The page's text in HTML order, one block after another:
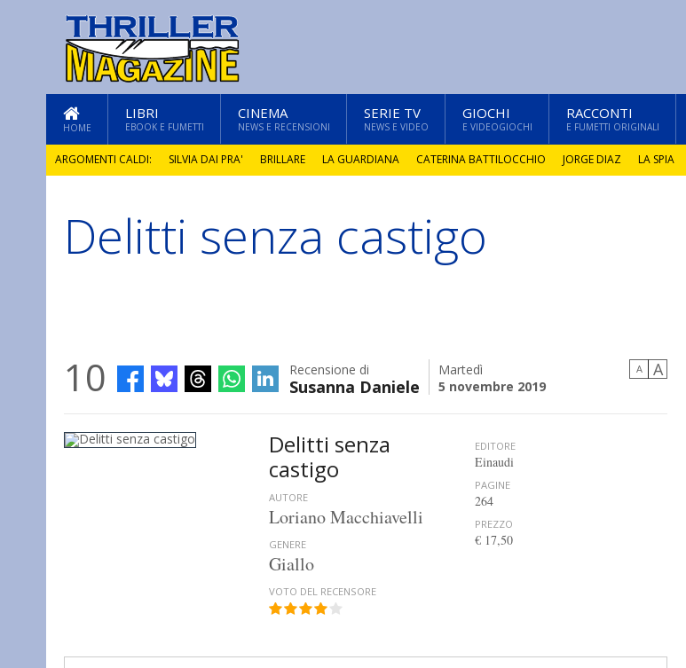
HOME
LIBRI
EBOOK E FUMETTI
CINEMA
NEWS E RECENSIONI
SERIE TV
NEWS E VIDEO
GIOCHI
E VIDEOGIOCHI
RACCONTI
E FUMETTI ORIGINALI
ARGOMENTI CALDI: SILVIA DAI PRA' BRILLARE LA GUARDIANA CATERINA BATTILOCCHIO JORGE DIAZ LA SPIA
GLI ANNI DI PIETRA
Delitti senza castigo
10 Recensione di
Susanna Daniele
Martedì
5 novembre 2019
A A
Delitti senza
castigo
AUTORE
Loriano Macchiavelli
GENERE
Giallo
VOTO DEL RECENSORE
EDITORE
Einaudi
PAGINE
264
PREZZO
€ 17,50